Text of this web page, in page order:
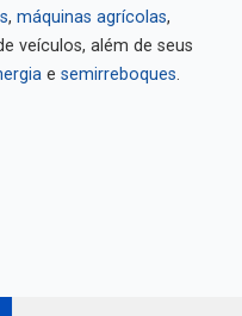
, máquinas agrícolas,
veículos, além de seus
e semirreboques.